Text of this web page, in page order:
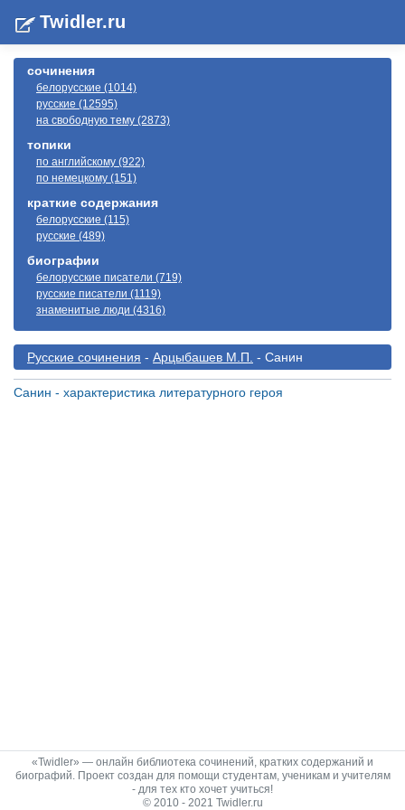
Twidler.ru
сочинения
белорусские (1014)
русские (12595)
на свободную тему (2873)
топики
по английскому (922)
по немецкому (151)
краткие содержания
белорусские (115)
русские (489)
биографии
белорусские писатели (719)
русские писатели (1119)
знаменитые люди (4316)
Русские сочинения - Арцыбашев М.П. - Санин
Санин - характеристика литературного героя
«Twidler» — онлайн библиотека сочинений, кратких содержаний и
биографий. Проект создан для помощи студентам, ученикам и учителям
- для тех кто хочет учиться!
© 2010 - 2021 Twidler.ru